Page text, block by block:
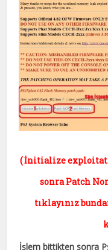
( İnitialize
sonra Patch
tıklayınız
İşlem bittikten sonra